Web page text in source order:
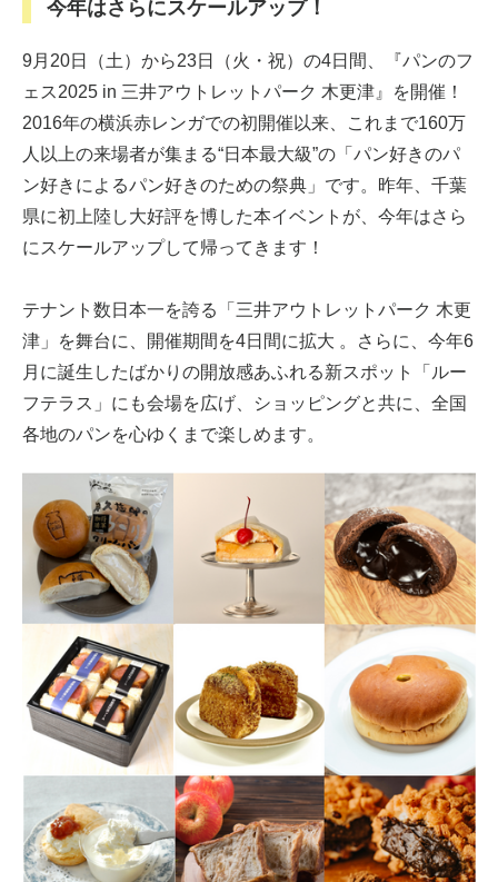
今年はさらにスケールアップ！
9月20日（土）から23日（火・祝）の4日間、『パンのフ
ェス2025 in 三井アウトレットパーク 木更津』を開催！
2016年の横浜赤レンガでの初開催以来、これまで160万
人以上の来場者が集まる“日本最大級”の「パン好きのパ
ン好きによるパン好きのための祭典」です。昨年、千葉
県に初上陸し大好評を博した本イベントが、今年はさら
にスケールアップして帰ってきます！
テナント数日本一を誇る「三井アウトレットパーク 木更
津」を舞台に、開催期間を4日間に拡大 。さらに、今年6
月に誕生したばかりの開放感あふれる新スポット「ルー
フテラス」にも会場を広げ、ショッピングと共に、全国
各地のパンを心ゆくまで楽しめます。